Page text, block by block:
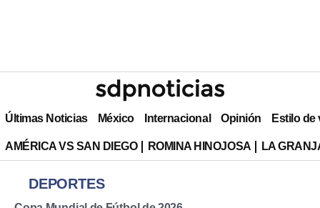
Últimas Noticias México Internacional Opinión Estilo de
AMÉRICA VS SAN DIEGO ROMINA HINOJOSA LA
DEPORTES